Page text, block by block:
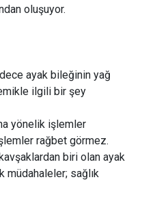
oluşuyor.
ayak bileğinin yağ
ilgili bir şey
yönelik işlemler
rağbet görmez.
kavşaklardan biri olan ayak
müdahaleler; sağlık